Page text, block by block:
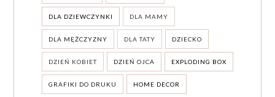
DLA DZIEWCZYNKI DLA MAMY
DLA MĘŻCZYZNY DLA TATY DZIECKO
DZIEŃ KOBIET DZIEŃ OJCA EXPLODING BOX
GRAFIKI DO DRUKU HOME DECOR